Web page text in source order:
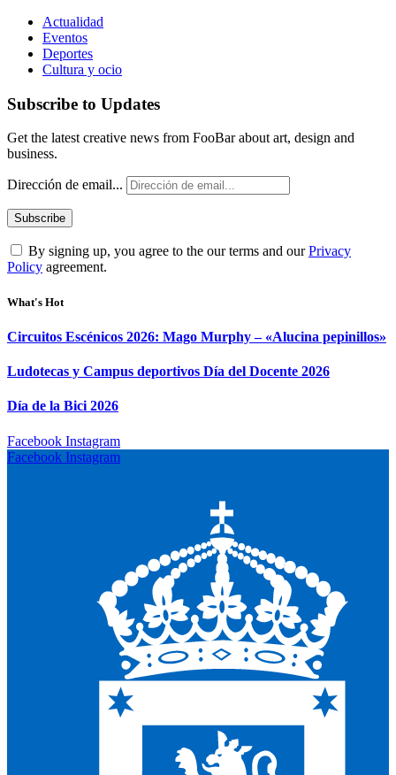
Actualidad
Eventos
Deportes
Cultura y ocio
Subscribe to Updates
Get the latest creative news from FooBar about art, design and
business.
Dirección de email...
By signing up, you agree to the our terms and ourPrivacy
Policy agreement.
What's Hot
Circuitos Escénicos 2026: Mago Murphy – «Alucina pepinillos»
Ludotecas y Campus deportivos Día del Docente 2026
Día de la Bici 2026
Facebook Instagram
Facebook Instagram